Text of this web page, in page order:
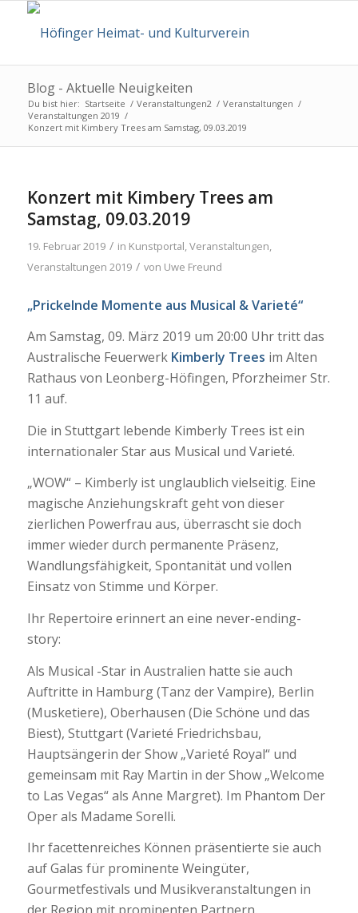
Blog - Aktuelle Neuigkeiten
Du bist hier: Startseite / Veranstaltungen2 / Veranstaltungen /
Veranstaltungen 2019 /
Konzert mit Kimbery Trees am Samstag, 09.03.2019
Konzert mit Kimbery Trees am
Samstag, 09.03.2019
19. Februar 2019 / in Kunstportal,Veranstaltungen,
Veranstaltungen 2019 / von Uwe Freund
„Prickelnde Momente aus Musical & Varieté“
Am Samstag, 09. März 2019 um 20:00 Uhr tritt das
Australische Feuerwerk Kimberly Trees im Alten
Rathaus von Leonberg-Höfingen, Pforzheimer Str.
11 auf.
Die in Stuttgart lebende Kimberly Trees ist ein
internationaler Star aus Musical und Varieté.
„WOW“ – Kimberly ist unglaublich vielseitig. Eine
magische Anziehungskraft geht von dieser
zierlichen Powerfrau aus, überrascht sie doch
immer wieder durch permanente Präsenz,
Wandlungsfähigkeit, Spontanität und vollen
Einsatz von Stimme und Körper.
Ihr Repertoire erinnert an eine never-ending-
story:
Als Musical -Star in Australien hatte sie auch
Auftritte in Hamburg (Tanz der Vampire), Berlin
(Musketiere), Oberhausen (Die Schöne und das
Biest), Stuttgart (Varieté Friedrichsbau,
Hauptsängerin der Show „Varieté Royal“ und
gemeinsam mit Ray Martin in der Show „Welcome
to Las Vegas“ als Anne Margret). Im Phantom Der
Oper als Madame Sorelli.
Ihr facettenreiches Können präsentierte sie auch
auf Galas für prominente Weingüter,
Gourmetfestivals und Musikveranstaltungen in